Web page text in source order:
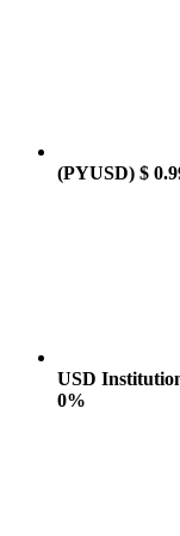
(PYUSD) $
USD
0%